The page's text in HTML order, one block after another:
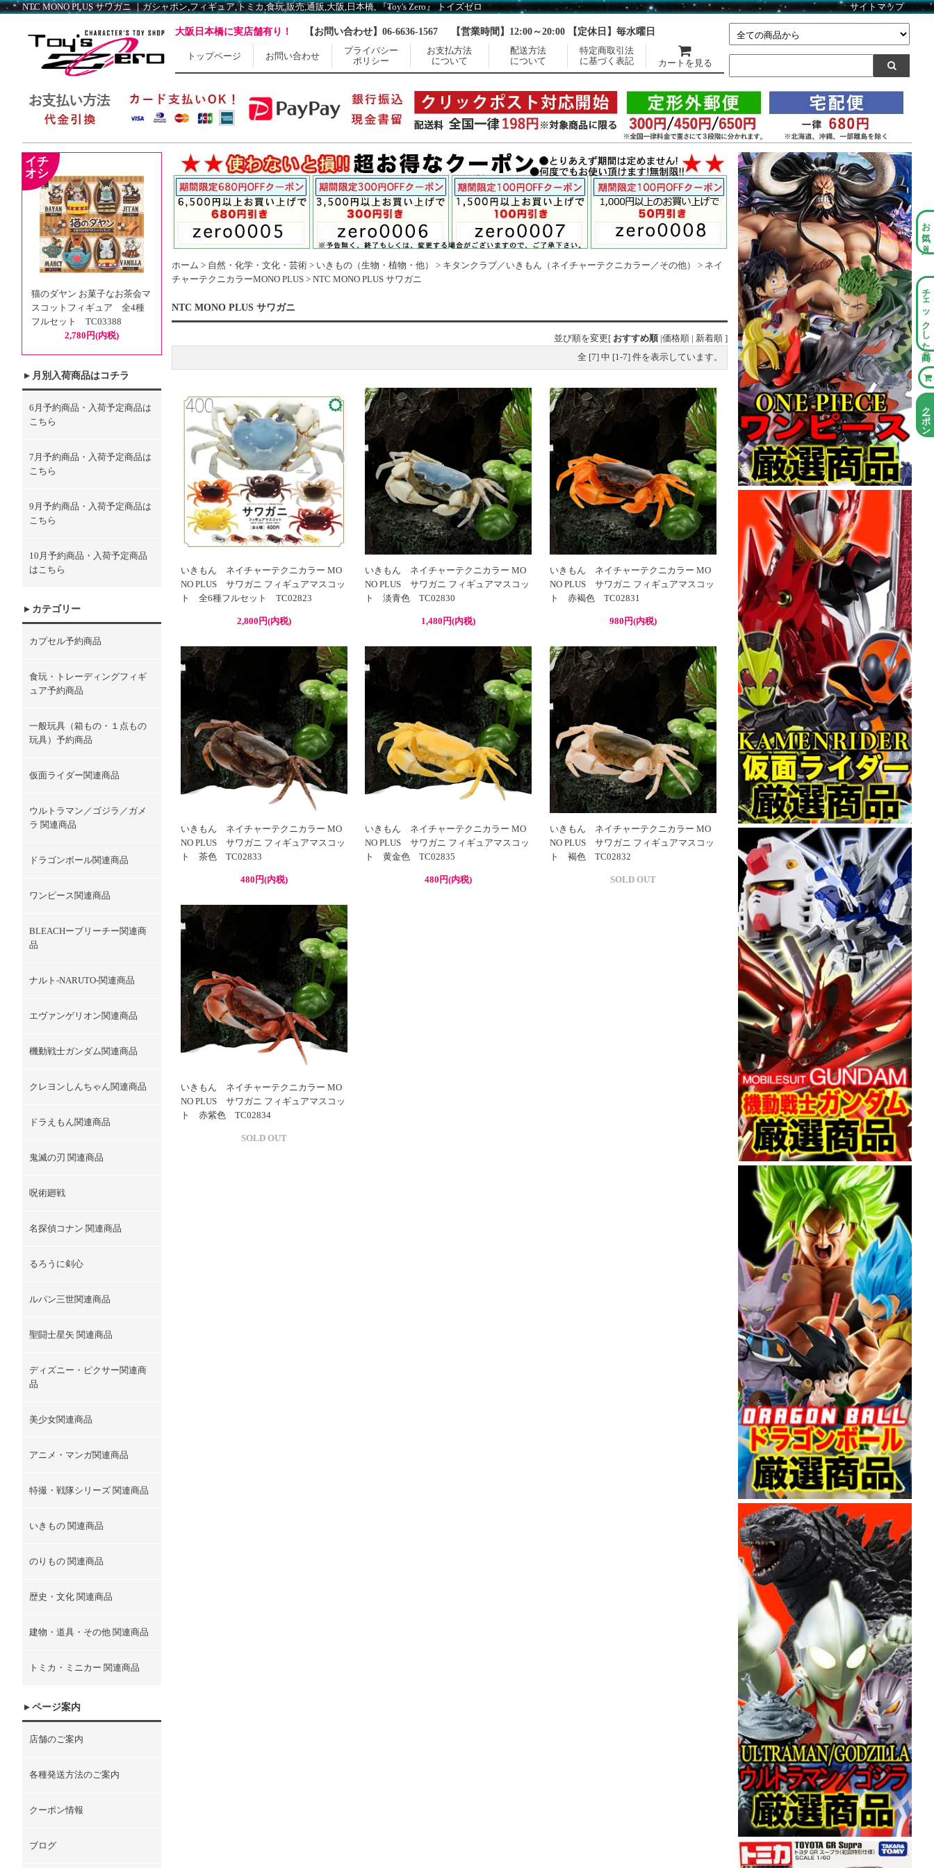
NTC MONO PLUS サワガニ ｜ガシャポン,フィギュア,トミカ,食玩,販売,通販,大阪,日本橋, 『Toy's Zero』 トイズゼロ サイトマップ
大阪日本橋に実店舗有り！ 【お問い合わせ】06-6636-1567 【営業時間】12:00～20:00 【定休日】毎水曜日
トップページ お問い合わせ
プライバシー
ポリシー
お支払方法
について
配送方法
について
特定商取引法
に基づく表記
カートを見る
猫のダヤン お菓子なお茶会マ
スコットフィギュア 全4種
フルセット TC03388
2,780円(内税)
月別入荷商品はコチラ
6月予約商品・入荷予定商品は
こちら
7月予約商品・入荷予定商品は
こちら
9月予約商品・入荷予定商品は
こちら
10月予約商品・入荷予定商品
はこちら
カテゴリー
カプセル予約商品
食玩・トレーディングフィギ
ュア予約商品
一般玩具（箱もの・１点もの
玩具）予約商品
仮面ライダー関連商品
ウルトラマン／ゴジラ／ガメ
ラ 関連商品
ドラゴンボール関連商品
ワンピース関連商品
BLEACHーブリーチー関連商
品
ナルト-NARUTO-関連商品
エヴァンゲリオン関連商品
機動戦士ガンダム関連商品
クレヨンしんちゃん関連商品
ドラえもん関連商品
鬼滅の刃 関連商品
呪術廻戦
名探偵コナン 関連商品
るろうに剣心
ルパン三世関連商品
聖闘士星矢 関連商品
ディズニー・ピクサー関連商
品
美少女関連商品
アニメ・マンガ関連商品
特撮・戦隊シリーズ 関連商品
いきもの 関連商品
のりもの 関連商品
歴史・文化 関連商品
建物・道具・その他 関連商品
トミカ・ミニカー 関連商品
ページ案内
店舗のご案内
各種発送方法のご案内
クーポン情報
ブログ
ホーム > 自然・化学・文化・芸術 > いきもの（生物・植物・他） > キタンクラブ／いきもん（ネイチャーテクニカラー／その他） > ネイ
チャーテクニカラーMONO PLUS > NTC MONO PLUS サワガニ
NTC MONO PLUS サワガニ
並び順を変更[ おすすめ順|価格順 | 新着順 ]
全 [7] 中 [1-7] 件を表示しています。
いきもん ネイチャーテクニカラー MO
NO PLUS サワガニ フィギュアマスコッ
ト 全6種フルセット TC02823
2,800円(内税)
いきもん ネイチャーテクニカラー MO
NO PLUS サワガニ フィギュアマスコッ
ト 淡青色 TC02830
1,480円(内税)
いきもん ネイチャーテクニカラー MO
NO PLUS サワガニ フィギュアマスコッ
ト 赤褐色 TC02831
980円(内税)
いきもん ネイチャーテクニカラー MO
NO PLUS サワガニ フィギュアマスコッ
ト 茶色 TC02833
480円(内税)
いきもん ネイチャーテクニカラー MO
NO PLUS サワガニ フィギュアマスコッ
ト 黄金色 TC02835
480円(内税)
いきもん ネイチャーテクニカラー MO
NO PLUS サワガニ フィギュアマスコッ
ト 褐色 TC02832
SOLD OUT
いきもん ネイチャーテクニカラー MO
NO PLUS サワガニ フィギュアマスコッ
ト 赤紫色 TC02834
SOLD OUT
お気に入り
チェックした商品
クーポン情報